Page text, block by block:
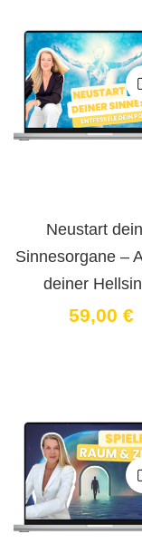
Neustart
Sinnesorgane –
deiner
59,00 €